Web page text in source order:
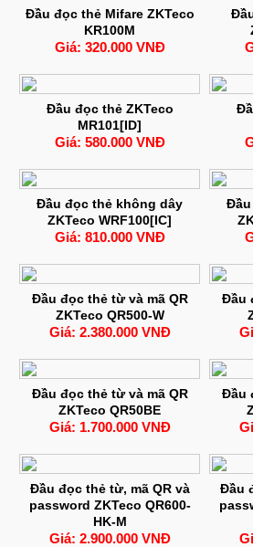
Đầu đọc thẻ Mifare ZKTeco
KR100M
Giá: 320.000 VNĐ
Đầu đọc thẻ ZKTeco
MR101[ID]
Giá: 580.000 VNĐ
Đầu đọc thẻ không dây
ZKTeco WRF100[IC]
Giá: 810.000 VNĐ
Đầu đọc thẻ từ và mã QR
ZKTeco QR500-W
Giá: 2.380.000 VNĐ
Đầu
Đầu đọc thẻ từ và mã QR
ZKTeco QR50BE
Giá: 1.700.000 VNĐ
Đầu
Đầu đọc thẻ từ, mã QR và
password ZKTeco QR600-
HK-M
Giá: 2.900.000 VNĐ
Đầu